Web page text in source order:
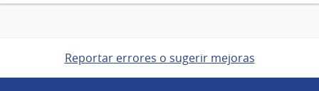
Reportar errores o sugerir mejoras